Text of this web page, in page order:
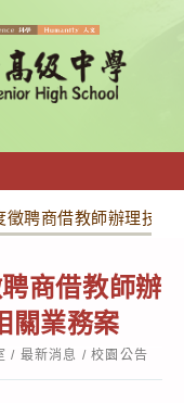
徵聘商借教師辦理技職
商借教師辦
關業務案
/ 最新消息 / 校園公告